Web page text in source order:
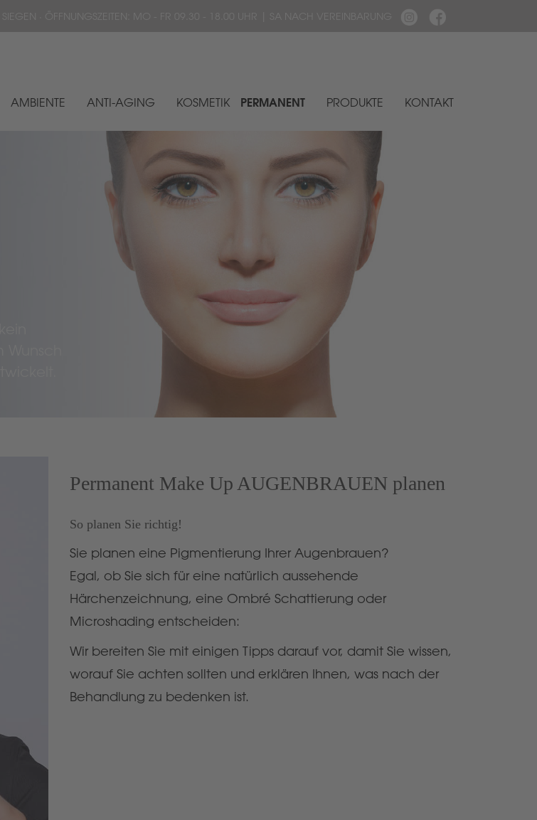
AMBIENTE ANTI-AGING KOSMETIK PERMANENT PRODUKTE KONTAKT
Permanent Make Up AUGENBRAUEN planen
So planen Sie richtig!
Sie planen eine Pigmentierung Ihrer Augenbrauen?
Egal, ob Sie sich für eine natürlich aussehende
Härchenzeichnung, eine Ombré Schattierung oder
Microshading entscheiden:
Wir bereiten Sie mit einigen Tipps darauf vor, damit Sie wissen,
worauf Sie achten sollten und erklären Ihnen, was nach der
Behandlung zu bedenken ist.